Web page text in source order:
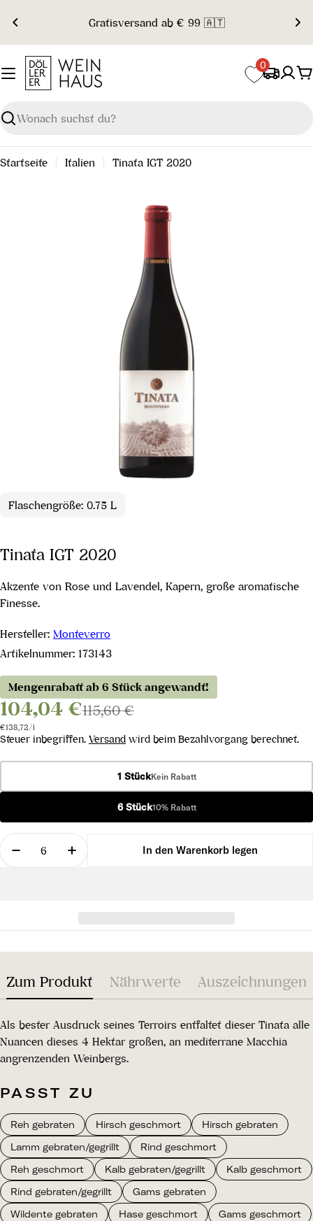
Inhalt
springen
Gratisversand ab € 99 🇦🇹
Suchen
0
Startseite Italien Tinata IGT 2020
Flaschengröße: 0.75 L
Tinata IGT 2020
Akzente von Rose und Lavendel, Kapern, große aromatische
Finesse.
Hersteller: Monteverro
Artikelnummer: 173143
Mengenrabatt ab 6 Stück angewandt!
104,04 €115,60 €
Stückpreis
€138,72/pro
l
Steuer inbegriffen. Versand wird beim Bezahlvorgang berechnet.
1 StückKein Rabatt
6 Stück10% Rabatt
Menge
Menge für Tinata IGT 2020 verringern
Menge für Tinata IGT 2020 erhöhen
In den Warenkorb legen
Zum Produkt Nährwerte Auszeichnungen
Als bester Ausdruck seines Terroirs entfaltet dieser Tinata alle
Nuancen dieses 4 Hektar großen, an mediterrane Macchia
angrenzenden Weinbergs.
PASST ZU
Reh gebraten Hirsch geschmort
Hirsch gebraten
Lamm gebraten/gegrillt
Rind geschmort
Reh geschmort
Kalb gebraten/gegrillt
Kalb geschmort
Rind gebraten/gegrillt
Gams gebraten
Wildente gebraten
Hase geschmort
Gams geschmort